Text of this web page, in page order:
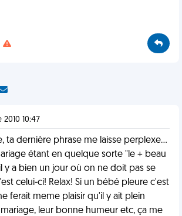
10:47
ta dernière phrase me laisse perplexe...
étant en quelque sorte "le + beau
y a bien un jour où on ne doit pas se
celui-ci! Relax! Si un bébé pleure c'est
ferait meme plaisir qu'il y ait plein
leur bonne humeur etc, ça me